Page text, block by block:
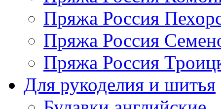
Пряжа Россия
Пряжа Россия
Пряжа Россия
Для рукоделия и шитья